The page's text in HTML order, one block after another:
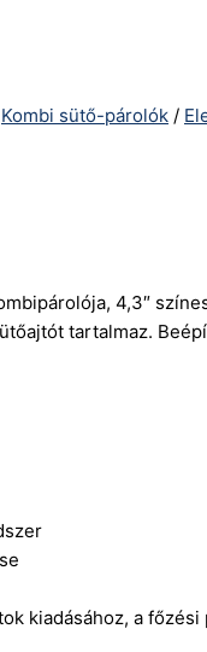
Kombi sütő-párolók /
4,3″
tartalmaz.
kiadásához, a